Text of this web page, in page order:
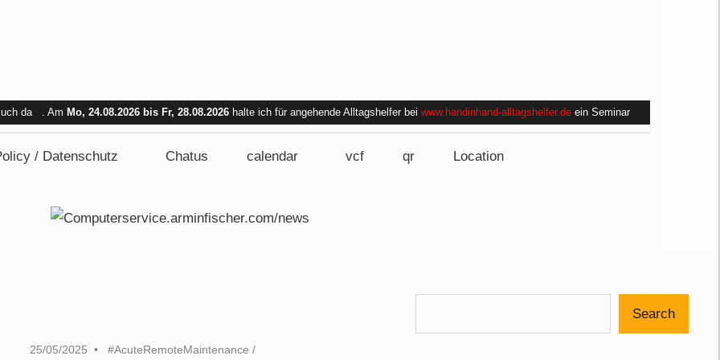
da . Am Mo, 24.08.2026 bis Fr, 28.08.2026 halte ich für angehende Alltagshelfer bei www.handinhand-alltagshelfer.de ein Seminar
Am Mi. 26.08.2026 sind wir nicht verfügbar.
/ Datenschutz Chatus calendar vcf qr Location
25/05/2025 #AcuteRemoteMaintenance /
Search